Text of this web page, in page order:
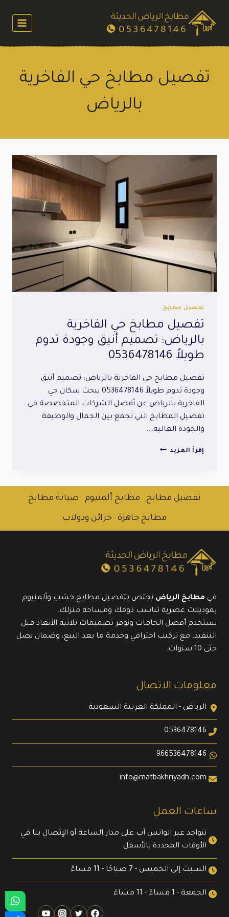
المحتوى
تفصيل مطابخ حي الفاخرية
بالرياض
تفصيل مطابخ
تفصيل مطابخ حي الفاخرية
بالرياض: تصميم أنيق وجودة تدوم
طويلاً 0536478146
تفصيل مطابخ حي الفاخرية بالرياض: تصميم أنيق
وجودة تدوم طويلاً 0536478146 يبحث سكان حي
الفاخرية بالرياض عن أفضل الشركات المتخصصة في
تفصيل المطابخ التي تجمع بين الجمال والوظيفة
والجودة العالية….
إقرأ المزيد تفصيل
تصميم
وجودة
تدوم
0536478146
تفصيل مطابخ مطابخ ألمنيوم صيانة مطابخ
مطابخ جاهزة خزائن ودولاب
في مطابخ الرياض نختص بتفصيل مطابخ خشب وألمنيوم
بموديلات عصرية تناسب ذوقك ومساحة منزلك.
نستخدم أفضل الخامات ونوفر تصميمات ثلاثية الأبعاد قبل
التنفيذ، مع تركيب احترافي وخدمة ما بعد البيع، وضمان يصل
حتى 10 سنوات.
معلومات الاتصال
الرياض - المملكة العربية السعودية
0536478146
966536478146
info@matbakhriyadh.com
ساعات العمل
نتواجد عبر الواتس آب على مدار الساعة أو الإتصال بنا في
الأوقات المحددة بالأسفل
السبت إلى الخميس - 7 صباحًا - 11 مساءً
الجمعة - 1 مساءً - 11 مساءً